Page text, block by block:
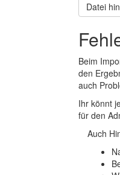
Datei
Beim
den
auch
Ihr könnt
für den
Auch